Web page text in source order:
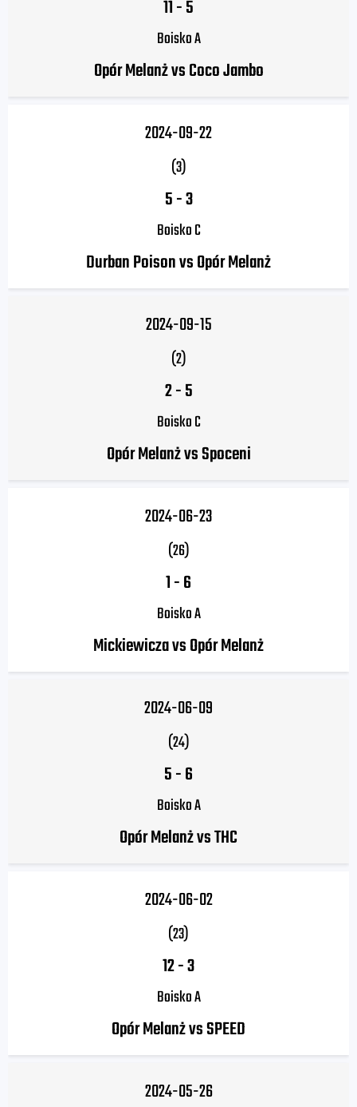
11-5
Boisko A
Opór Melanż vs Coco Jambo
2024-09-22
(3)
5-3
Boisko C
Durban Poison vs Opór Melanż
2024-09-15
(2)
2-5
Boisko C
Opór Melanż vs Spoceni
2024-06-23
(26)
1-6
Boisko A
Mickiewicza vs Opór Melanż
2024-06-09
(24)
5-6
Boisko A
Opór Melanż vs THC
2024-06-02
(23)
12-3
Boisko A
Opór Melanż vs SPEED
2024-05-26